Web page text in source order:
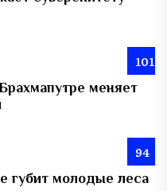
101
меняет
94
губит молодые леса